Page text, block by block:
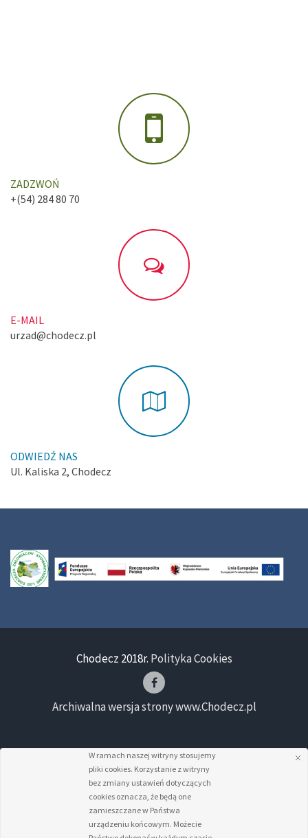
ZADZWOŃ
+(54) 284 80 70
E-MAIL
urzad@chodecz.pl
ODWIEDŹ NAS
Ul. Kaliska 2, Chodecz
Chodecz 2018r. Polityka Cookies
Archiwalna wersja strony www.Chodecz.pl
W ramach naszej witryny stosujemy
pliki cookies. Korzystanie z witryny
bez zmiany ustawień dotyczących
cookies oznacza, że będą one
zamieszczane w Państwa
urządzeniu końcowym. Możecie